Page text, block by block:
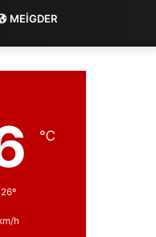
MEİGDER
℃
h